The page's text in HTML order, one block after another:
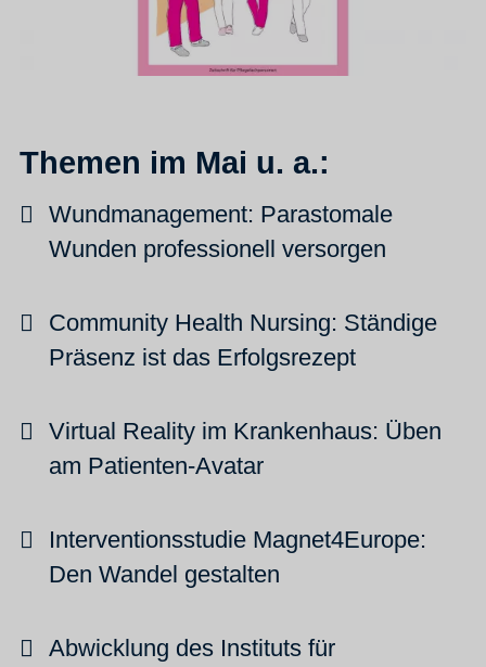
Themen im Mai u. a.:
Wundmanagement: Parastomale
Wunden professionell versorgen
Community Health Nursing: Ständige
Präsenz ist das Erfolgsrezept
Virtual Reality im Krankenhaus: Üben
am Patienten-Avatar
Interventionsstudie Magnet4Europe:
Den Wandel gestalten
Abwicklung des Instituts für